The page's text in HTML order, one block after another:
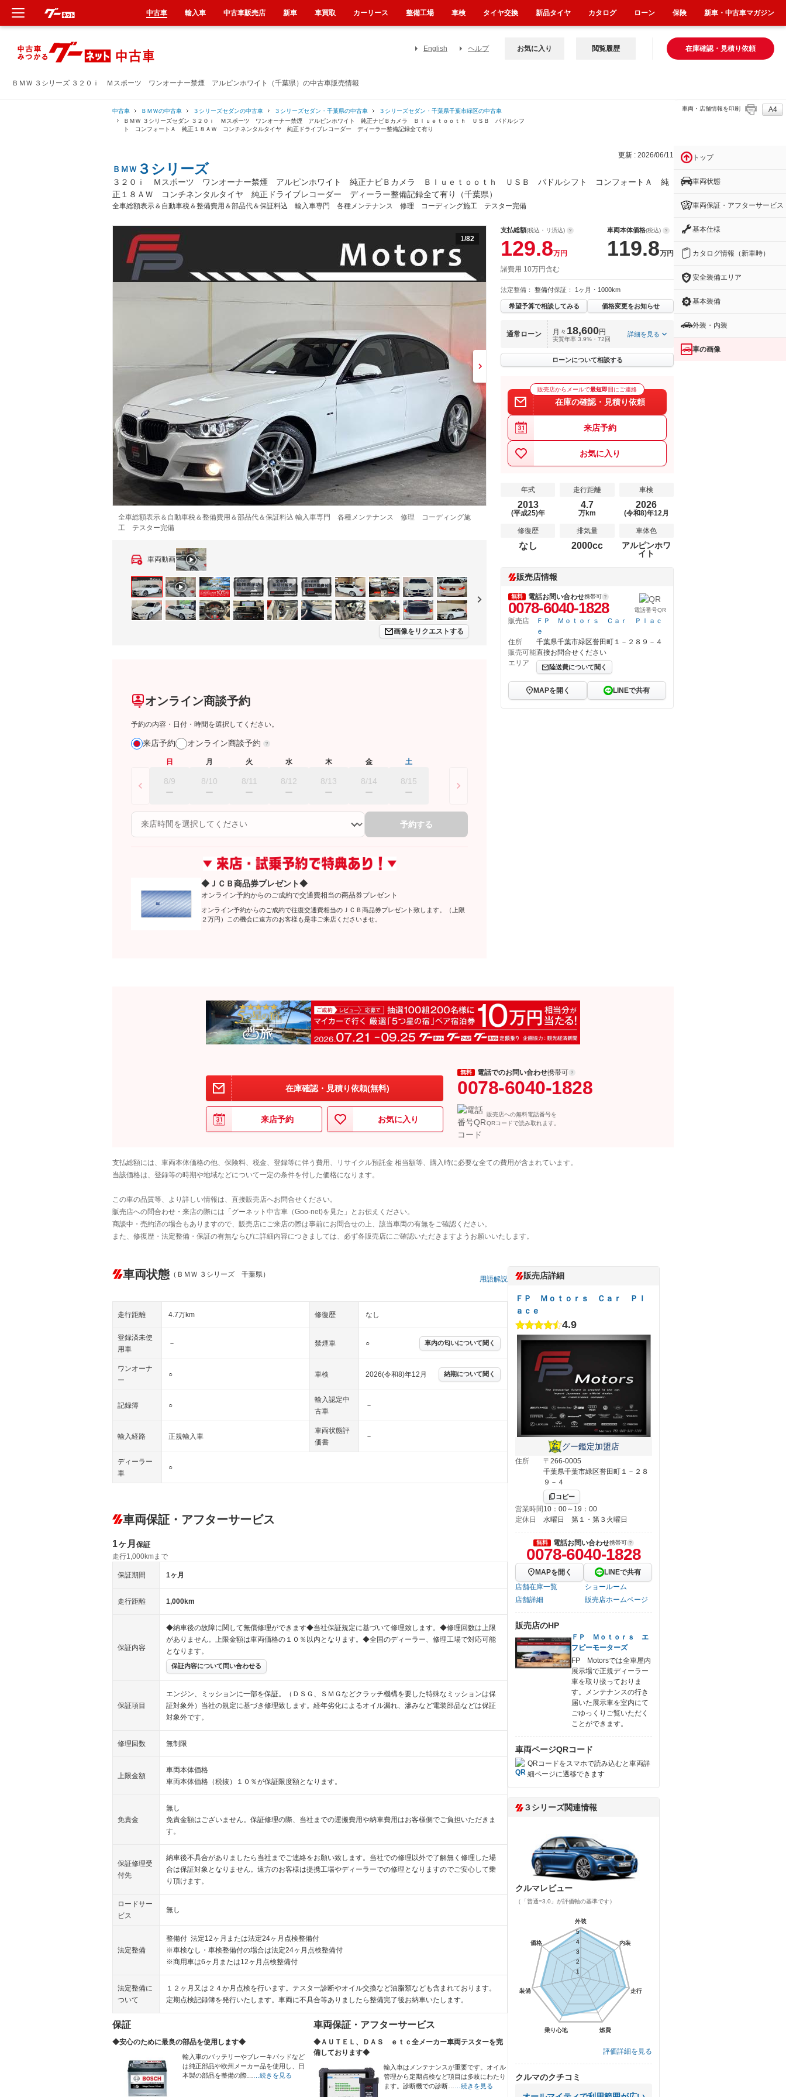
ＢＭＷ ３シリーズ ３２０ｉ Ｍスポーツ ワンオーナー禁煙 アルピンホワイト（千葉県）の中古車販売情報
English ヘルプ 在庫確認・見積り依頼
お気に入り 閲覧履歴
中古車 ＢＭＷの中古車 ３シリーズセダンの中古車 ３シリーズセダン・千葉県の中古車
３シリーズセダン・千葉県千葉市緑区の中古車
ＢＭＷ ３シリーズセダン ３２０ｉ Ｍスポーツ ワンオーナー禁煙 アルピンホワイト 純正ナビＢカメラ Ｂｌｕｅｔｏｏｔｈ ＵＳＢ パドルシフ
ト コンフォートＡ 純正１８ＡＷ コンチネンタルタイヤ 純正ドライブレコーダー ディーラー整備記録全て有り
車両・店舗情報を印刷 A4
更新 : 2026/06/11
ＢＭＷ ３シリーズ
３２０ｉ Ｍスポーツ ワンオーナー禁煙 アルピンホワイト 純正ナビＢカメラ Ｂｌｕｅｔｏｏｔｈ ＵＳＢ パドルシフト コンフォートＡ 純
正１８ＡＷ コンチネンタルタイヤ 純正ドライブレコーダー ディーラー整備記録全て有り（千葉県）
全車総額表示＆自動車税＆整備費用＆部品代＆保証料込 輸入車専門 各種メンテナンス 修理 コーディング施工 テスター完備
1/82
全車総額表示＆自動車税＆整備費用＆部品代＆保証料込 輸入車専門 各種メンテナンス 修理 コーディング施
工 テスター完備
車両動画
画像をリクエストする
オンライン商談予約
予約の内容・日付・時間を選択してください。
来店予約 オンライン商談予約
日
8/9
月
8/10
火
8/11
水
8/12
木
8/13
金
8/14
土
8/15
予約する
◆ＪＣＢ商品券プレゼント◆
オンライン予約からのご成約で交通費相当の商品券プレゼント
オンライン予約からのご成約で往復交通費相当のＪＣＢ商品券プレゼント致します。（上限
２万円）この機会に遠方のお客様も是非ご来店くださいませ。
支払総額(税込・リ済込)
129.8万円
車両本体価格(税込)
119.8万円
諸費用 10万円含む
法定整備： 整備付保証： 1ヶ月・1000km
希望予算で相談してみる 価格変更をお知らせ
通常ローン 月々 18,600円
実質年率 3.9%・72回
詳細を見る
ローンについて相談する
販売店からメールで最短即日 にご連絡
在庫の確認・見積り依頼
来店予約
お気に入り
年式
2013
(平成25)年
走行距離
4.7
万km
車検
2026
(令和8)年12月
修復歴
なし
排気量
2000cc
車体色
アルピンホワ
イト
販売店情報
無料 電話お問い合わせ携帯可
0078-6040-1828 電話番号QR
販売店
ＦＰ Ｍｏｔｏｒｓ Ｃａｒ Ｐｌａｃ
ｅ
住所
千葉県千葉市緑区誉田町１－２８９－４
販売可能
エリア
直接お問合せください
陸送費について聞く
MAPを開く LINEで共有
在庫確認・見積り依頼(無料)
来店予約 お気に入り
無料 電話でのお問い合わせ携帯可
0078-6040-1828
販売店への無料電話番号を
QRコードで読み取れます。
支払総額には、車両本体価格の他、保険料、税金、登録等に伴う費用、リサイクル預託金 相当額等、購入時に必要な全ての費用が含まれています。
当該価格は、登録等の時期や地域などについて一定の条件を付した価格になります。
この車の品質等、より詳しい情報は、直接販売店へお問合せください。
販売店への問合わせ・来店の際には「グーネット中古車（Goo-net)を見た」とお伝えください。
商談中・売約済の場合もありますので、販売店にご来店の際は事前にお問合せの上、該当車両の有無をご確認ください。
また、修復歴・法定整備・保証の有無ならびに詳細内容につきましては、必ず各販売店にご確認いただきますようお願いいたします。
車両状態 （ＢＭＷ ３シリーズ 千葉県）
用語解説
走行距離 4.7万km 修復歴 なし
登録済未使
用車
－ 禁煙車 ○ 車内の匂いについて聞く
ワンオーナ
ー
○ 車検 2026(令和8)年12月 納期について聞く
記録簿 ○
輸入認定中
古車
－
輸入経路 正規輸入車
車両状態評
価書
－
ディーラー
車
○
車両保証・アフターサービス
1ヶ月 保証
走行1,000kmまで
保証期間 1ヶ月
走行距離 1,000km
保証内容
◆納車後の故障に関して無償修理ができます◆当社保証規定に基づいて修理致します。◆修理回数は上限
がありません。上限金額は車両価格の１０％以内となります。◆全国のディーラー、修理工場で対応可能
となります。
保証内容について問い合わせる
保証項目
エンジン、ミッションに一部を保証。（ＤＳＧ、ＳＭＧなどクラッチ機構を要した特殊なミッションは保
証対象外）当社の規定に基づき修理致します。経年劣化によるオイル漏れ、滲みなど電装部品などは保証
対象外です。
修理回数 無制限
上限金額
車両本体価格
車両本体価格（税抜）１０％が保証限度額となります。
免責金
無し
免責金額はございません。保証修理の際、当社までの運搬費用や納車費用はお客様側でご負担いただきま
す。
保証修理受
付先
納車後不具合がありましたら当社までご連絡をお願い致します。当社での修理以外で了解無く修理した場
合は保証対象となりません。遠方のお客様は提携工場やディーラーでの修理となりますのでご安心して乗
り頂けます。
ロードサー
ビス
無し
法定整備
整備付 法定12ヶ月または法定24ヶ月点検整備付
※車検なし・車検整備付の場合は法定24ヶ月点検整備付
※商用車は6ヶ月または12ヶ月点検整備付
法定整備に
ついて
１２ヶ月又は２４か月点検を行います。テスター診断やオイル交換など油脂類なども含まれております。
定期点検記録簿を発行いたします。車両に不具合等ありましたら整備完了後お納車いたします。
保証
◆安心のために最良の部品を使用します◆
輸入車のバッテリーやブレーキパッドなど
は純正部品や欧州メーカー品を使用し、日
本製の部品を整備の際…
…続きを見る
車両保証・アフターサービス
◆ＡＵＴＥＬ、ＤＡＳ ｅｔｃ全メーカー車両テスターを完
備しております◆
輸入車はメンテナンスが重要です。オイル
管理から定期点検など項目は多岐にわたり
ます。診断機での診断…
…続きを見る
販売店詳細
ＦＰ Ｍｏｔｏｒｓ Ｃａｒ Ｐｌ
ａｃｅ
4.9
グー鑑定加盟店
住所
〒266-0005
千葉県千葉市緑区誉田町１－２８
９－４
コピー
営業時間 10：00～19：00
定休日
水曜日 第１・第３火曜日
無料 電話お問い合わせ携帯可
0078-6040-1828
MAPを開く
LINEで共有
店舗在庫一覧
ショールーム
店舗詳細
販売店ホームページ
販売店のHP
ＦＰ Ｍｏｔｏｒｓ エ
フピーモーターズ
FP Motorsでは全車屋内
展示場で正規ディーラー
車を取り扱っておりま
す。メンテナンスの行き
届いた展示車を室内にて
ごゆっくりご覧いただく
ことができます。
車両ページQRコード
QRコードをスマホで読み込むと車両詳
細ページに遷移できます
３シリーズ関連情報
クルマレビュー
（「普通=3.0」が評価軸の基準です）
外装
内装
走行
燃費
乗り心地
装備
価格
1
2
3
4
5
外装
内装
走行
燃費
乗り心地
装備
価格
1
2
3
4
5
評価詳細を見る
クルマのクチコミ
トップ
車両状態
車両保証・アフターサービス
基本仕様
カタログ情報（新車時）
安全装備エリア
基本装備
外装・内装
車の画像
中古車 輸入車 中古車販売店 新車 車買取 カーリース 整備工場 車検 タイヤ交換 新品タイヤ カタログ ローン 保険 新車・中古車マガジン
新車
中古車